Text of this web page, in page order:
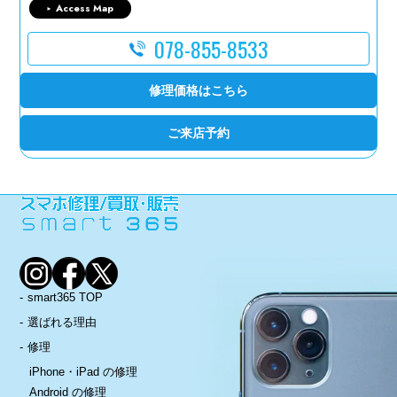
Access Map
078-855-8533
修理価格はこちら
ご来店予約
smart365 TOP
選ばれる理由
修理
iPhone・iPad の修理
Android の修理